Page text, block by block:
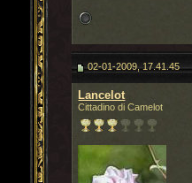
02-01-2009, 17.41.45
Lancelot
Cittadino di Camelot